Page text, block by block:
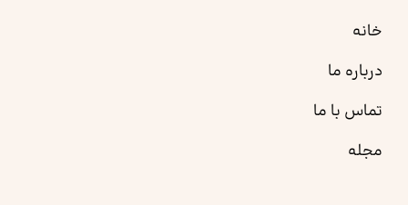
خانه
درباره ما
تماس با ما
مجله